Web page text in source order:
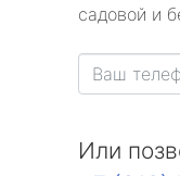
садовой и
Или